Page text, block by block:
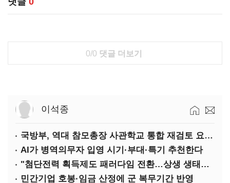
0/0 댓글 더보기
이석종
국방부, 역대 참모총장 사관학교 통합 재검토 요구에 "다양한 의견 수렴해 합리적 시스템 만들 것"
AI가 병역의무자 입영 시기·부대·특기 추천한다
"첨단전력 획득제도 패러다임 전환…상생 생태계 조성해 대체불가 K-방산 도약"
민간기업 호봉·임금 산정에 군 복무기간 반영